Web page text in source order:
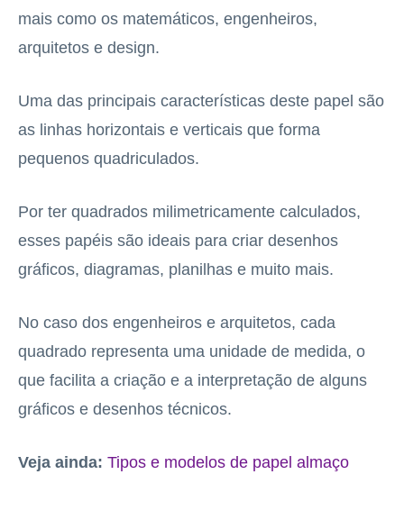
mais como os matemáticos, engenheiros,
arquitetos e design.
Uma das principais características deste papel são
as linhas horizontais e verticais que forma
pequenos quadriculados.
Por ter quadrados milimetricamente calculados,
esses papéis são ideais para criar desenhos
gráficos, diagramas, planilhas e muito mais.
No caso dos engenheiros e arquitetos, cada
quadrado representa uma unidade de medida, o
que facilita a criação e a interpretação de alguns
gráficos e desenhos técnicos.
Veja ainda: Tipos e modelos de papel almaço